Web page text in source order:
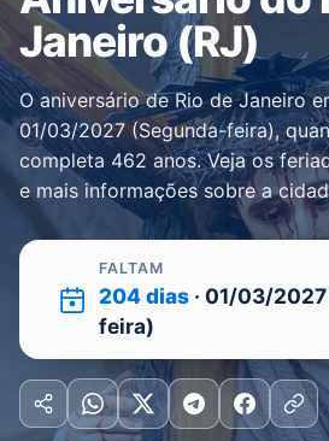
Janeiro (RJ)
O aniversário de Rio de Janeiro
01/03/2027 (Segunda-feira),
completa 462 anos. Veja os
e mais informações sobre a
FALTAM
204 dias · 01/03/
feira)